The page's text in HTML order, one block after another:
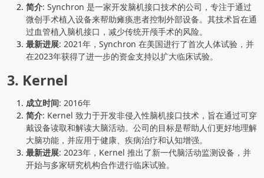
简介: Synchron 是一家开发脑机接口技术的公司，专注于通过
微创手术植入设备来帮助瘫痪患者控制外部设备。其技术旨在通
过血管植入脑机接口，减少传统开颅手术的风险。
最新进展: 2021年，Synchron 在美国进行了首次人体试验，并
在2023年获得了进一步的资金支持以扩大临床试验。
3. Kernel
成立时间: 2016年
简介: Kernel 致力于开发非侵入性脑机接口技术，旨在通过可穿
戴设备读取和解读大脑活动。公司的目标是帮助人们更好地理解
大脑功能，并应用于健康、疾病治疗和认知增强。
最新进展: 2023年，Kernel 推出了新一代脑活动监测设备，并
开始与多家研究机构合作进行临床试验。